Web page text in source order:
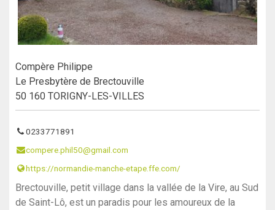
Compère Philippe
Le Presbytère de Brectouville
50 160 TORIGNY-LES-VILLES
0233771891
compere.phil50@gmail.com
https://normandie-manche-etape.ffe.com/
Brectouville, petit village dans la vallée de la Vire, au Sud
de Saint-Lô, est un paradis pour les amoureux de la